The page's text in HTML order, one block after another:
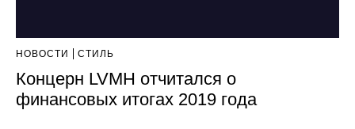
НОВОСТИ СТИЛЬ
Концерн LVMH отчитался о
финансовых итогах 2019 года